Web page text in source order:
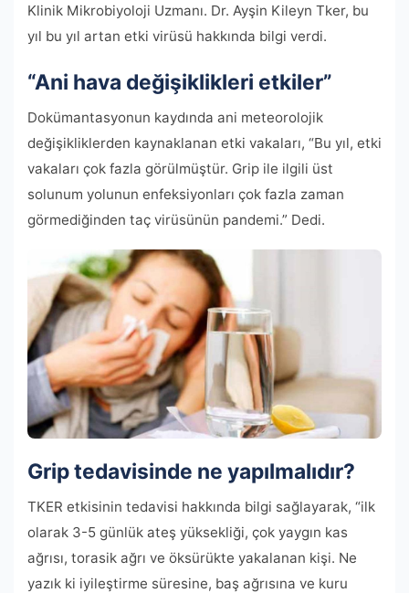
Klinik Mikrobiyoloji Uzmanı. Dr. Ayşin Kileyn Tker, bu
yıl bu yıl artan etki virüsü hakkında bilgi verdi.
“Ani hava değişiklikleri etkiler”
Dokümantasyonun kaydında ani meteorolojik
değişikliklerden kaynaklanan etki vakaları, “Bu yıl, etki
vakaları çok fazla görülmüştür. Grip ile ilgili üst
solunum yolunun enfeksiyonları çok fazla zaman
görmediğinden taç virüsünün pandemi.” Dedi.
Grip tedavisinde ne yapılmalıdır?
TKER etkisinin tedavisi hakkında bilgi sağlayarak, “ilk
olarak 3-5 günlük ateş yüksekliği, çok yaygın kas
ağrısı, torasik ağrı ve öksürükte yakalanan kişi. Ne
yazık ki iyileştirme süresine, baş ağrısına ve kuru